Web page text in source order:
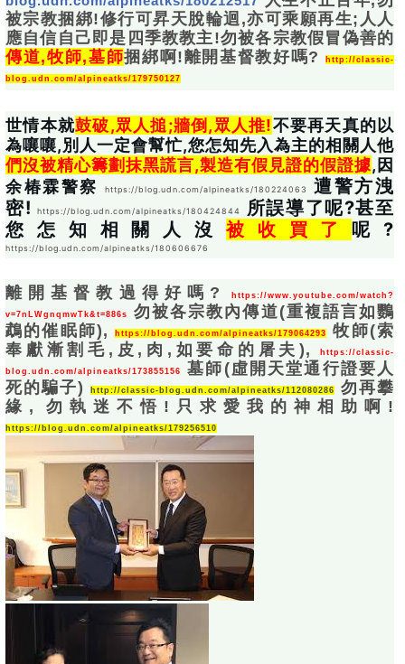
被宗教捆綁!修行可昇天脫輪迴,亦可乘願再生;人人
應自信自己即是四季教教主!勿被各宗教假冒偽善的
傳道,牧師,墓師捆綁啊!離開基督教好嗎? http://classic-
blog.udn.com/alpineatks/179750127
世情本就鼓破,眾人搥;牆倒,眾人推!不要再天真的以
為嚷嚷,別人一定會幫忙,您怎知先入為主的相關人他
們沒被精心籌劃抹黑謊言,製造有假見證的假證據,因
余椿霖警察
https://blog.udn.com/alpineatks/180224063
遭警方洩
密! https://blog.udn.com/alpineatks/180424844
所誤導了呢?甚至
您怎知相關人沒被收買了
https://blog.udn.com/alpineatks/180606676
離開基督教過得好嗎? https://www.youtube.com/watch?
v=7nLWgnqmwTk&t=886s
勿被各宗教內傳道(重複語言如鸚
鵡的催眠師), https://blog.udn.com/alpineatks/179064293
牧師(索
奉獻漸割毛,皮,肉,如要命的屠夫),
https://classic-
blog.udn.com/alpineatks/173855156
墓師(虛開天堂通行證要人
死的騙子)
http://classic-blog.udn.com/alpineatks/112080286
勿再攀
https://blog.udn.com/alpineatks/179256510